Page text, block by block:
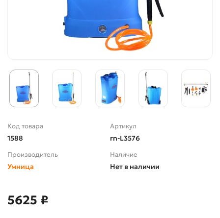
Код товара
1588
Артикул
rn-L3576
Производитель
Умница
Наличие
Нет в наличии
5625 ₽